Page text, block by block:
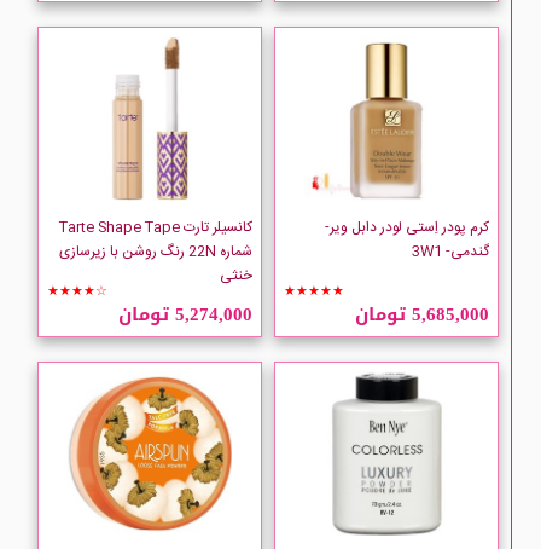
کرم پودر اِستی لودر دابل ویر-
گندمی- 3W1
★★★★★
5,685,000 تومان
کانسیلر تارت Tarte Shape Tape
شماره 22N رنگ روشن با زیرسازی
خنثی
★★★★☆
5,274,000 تومان